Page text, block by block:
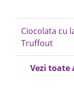
Ciocolata cu
Truffout
Vezi toate